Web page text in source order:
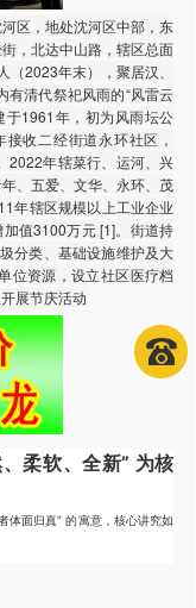
区，地处沈河区中部，东
，北达中山路，辖区总面
2023年末），聚居汉、
有清代祭祀风雨的“风雷云
于1961年，初为风雨坛公
收二经街道永环社区，
2022年辖菜行、运河、兴
、五爱、文华、永环、茂
年辖区规模以上工业企业
值3100万元 [1]。街道持
分类、基础设施维护及大
位资源，设立社区医疗档
展节庆活动
柔软、全新” 为核
体面归真” 的寓意，核心讲究如